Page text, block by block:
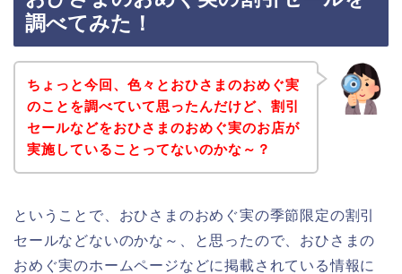
調べてみた！
ちょっと今回、色々とおひさまのおめぐ実
のことを調べていて思ったんだけど、割引
セールなどをおひさまのおめぐ実のお店が
実施していることってないのかな～？
ということで、おひさまのおめぐ実の季節限定の割引
セールなどないのかな～、と思ったので、おひさまの
おめぐ実のホームページなどに掲載されている情報に